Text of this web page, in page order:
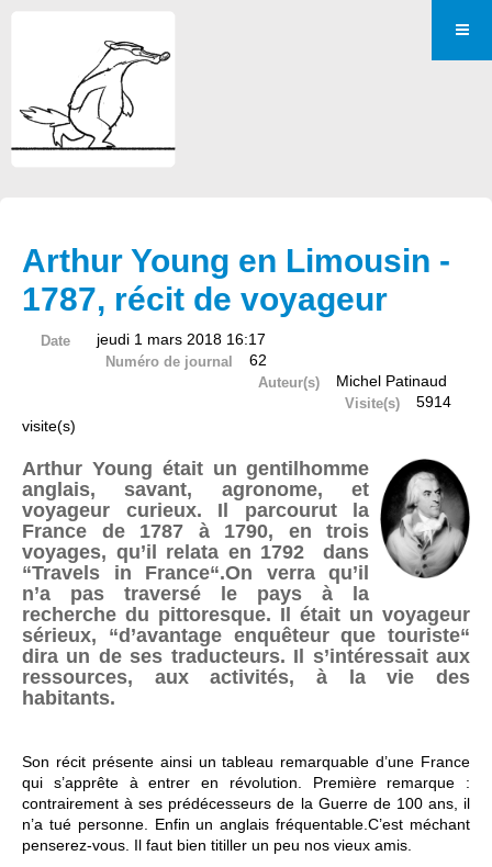
Arthur Young en Limousin -
1787, récit de voyageur
Date jeudi 1 mars 2018 16:17
Numéro de journal 62
Auteur(s) Michel Patinaud
Visite(s)
5914
visite(s)
Arthur Young était un gentilhomme
anglais, savant, agronome, et
voyageur curieux. Il parcourut la
France de 1787 à 1790, en trois
voyages, qu’il relata en 1792 dans
“Travels in France“.On verra qu’il
n’a pas traversé le pays à la
recherche du pittoresque. Il était un voyageur
sérieux, “d’avantage enquêteur que touriste“
dira un de ses traducteurs. Il s’intéressait aux
ressources, aux activités, à la vie des
habitants.
Son récit présente ainsi un tableau remarquable d’une France
qui s’apprête à entrer en révolution. Première remarque :
contrairement à ses prédécesseurs de la Guerre de 100 ans, il
n’a tué personne. Enfin un anglais fréquentable.C’est méchant
penserez-vous. Il faut bien titiller un peu nos vieux amis.